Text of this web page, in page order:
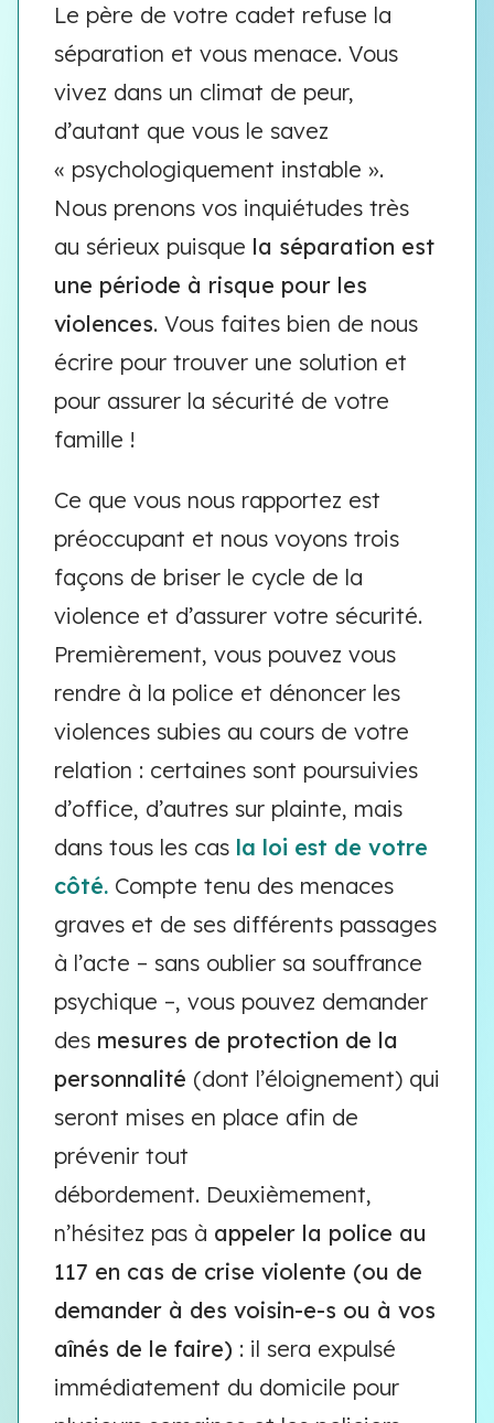
Le père de votre cadet refuse la
séparation et vous menace. Vous
vivez dans un climat de peur,
d’autant que vous le savez
« psychologiquement instable ».
Nous prenons vos inquiétudes très
au sérieux puisque la séparation est
une période à risque pour les
violences. Vous faites bien de nous
écrire pour trouver une solution et
pour assurer la sécurité de votre
famille !
Ce que vous nous rapportez est
préoccupant et nous voyons trois
façons de briser le cycle de la
violence et d’assurer votre sécurité.
Premièrement, vous pouvez vous
rendre à la police et dénoncer les
violences subies au cours de votre
relation : certaines sont poursuivies
d’office, d’autres sur plainte, mais
dans tous les cas la loi est de votre
côté. Compte tenu des menaces
graves et de ses différents passages
à l’acte – sans oublier sa souffrance
psychique –, vous pouvez demander
des mesures de protection de la
personnalité (dont l’éloignement) qui
seront mises en place afin de
prévenir tout
débordement. Deuxièmement,
n’hésitez pas à appeler la police au
117 en cas de crise violente (ou de
demander à des voisin-e-s ou à vos
aînés de le faire) : il sera expulsé
immédiatement du domicile pour